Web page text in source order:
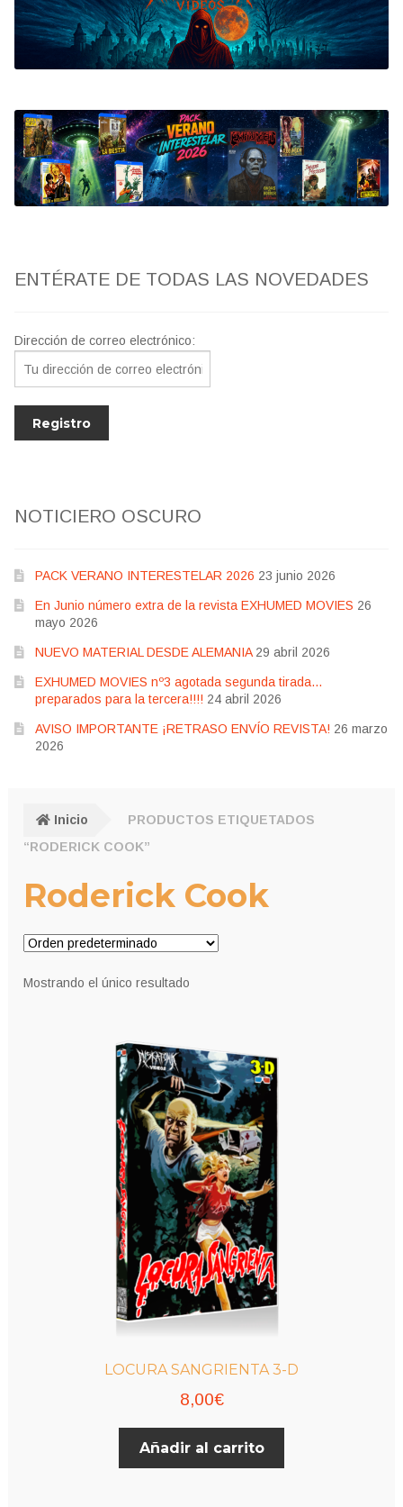
Bluray
Clasificada S
artwork
fantaterror
Jesús Franco
ENTÉRATE DE TODAS LAS NOVEDADES
Dirección de correo electrónico:
NOTICIERO OSCURO
PACK VERANO INTERESTELAR 2026 23 junio 2026
En Junio número extra de la revista EXHUMED MOVIES 26
mayo 2026
NUEVO MATERIAL DESDE ALEMANIA 29 abril 2026
EXHUMED MOVIES nº3 agotada segunda tirada…
preparados para la tercera!!!! 24 abril 2026
AVISO IMPORTANTE ¡RETRASO ENVÍO REVISTA! 26 marzo
2026
Inicio
PRODUCTOS ETIQUETADOS
“RODERICK COOK”
Roderick Cook
Mostrando el único resultado
LOCURA SANGRIENTA 3-D
8,00€
Añadir al carrito